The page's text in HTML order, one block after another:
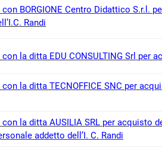
BORGIONE Centro Didattico S.r.l.
Randi
la ditta EDU CONSULTING Srl per
la ditta TECNOFFICE SNC per
la ditta AUSILIA SRL per acquisto
addetto dell’I. C. Randi